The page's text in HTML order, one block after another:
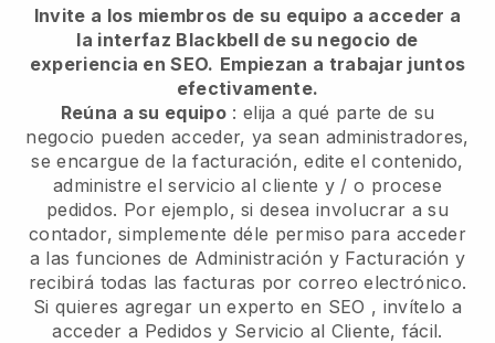
Invite a los miembros de su equipo a acceder a
la interfaz Blackbell de su negocio de
experiencia en SEO. Empiezan a trabajar juntos
efectivamente.
Reúna a su equipo : elija a qué parte de su
negocio pueden acceder, ya sean administradores,
se encargue de la facturación, edite el contenido,
administre el servicio al cliente y / o procese
pedidos. Por ejemplo, si desea involucrar a su
contador, simplemente déle permiso para acceder
a las funciones de Administración y Facturación y
recibirá todas las facturas por correo electrónico.
Si quieres agregar un experto en SEO , invítelo a
acceder a Pedidos y Servicio al Cliente, fácil.